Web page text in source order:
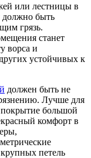
или лестницы в
должно быть
грязь.
станет
ворса и
устойчивых к
должен быть не
Лучше для
большой
комфорт в
петель